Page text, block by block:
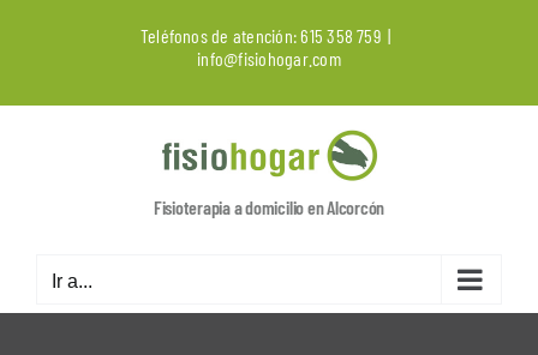
Teléfonos de atención:615 358 759 |
info@fisiohogar.com
Fisioterapia a domicilio en Alcorcón
Ir a...